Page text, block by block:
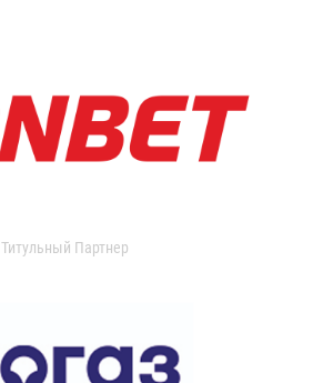
Титульный Партнер